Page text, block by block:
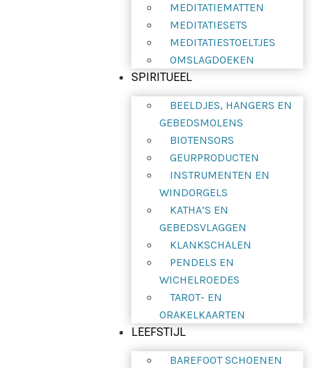
MEDITATIEMATTEN
MEDITATIESETS
MEDITATIESTOELTJES
OMSLAGDOEKEN
SPIRITUEEL
BEELDJES, HANGERS EN
GEBEDSMOLENS
BIOTENSORS
GEURPRODUCTEN
INSTRUMENTEN EN
WINDORGELS
KATHA’S EN
GEBEDSVLAGGEN
KLANKSCHALEN
PENDELS EN
WICHELROEDES
TAROT- EN
ORAKELKAARTEN
LEEFSTIJL
BAREFOOT SCHOENEN